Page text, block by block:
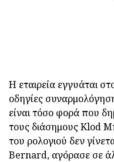
Η εταιρεία εγγυάται
οδηγίες
είναι τόσο φορά που
τους διάσημους Klod
του ρολογιού δεν
Bernard, αγόρασε σε